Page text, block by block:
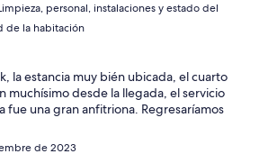
personal, instalaciones y estado del
de la habitación
la estancia muy bién ubicada, el cuarto
muchísimo desde la llegada, el servicio
fue una gran anfitriona. Regresaríamos
de 2023